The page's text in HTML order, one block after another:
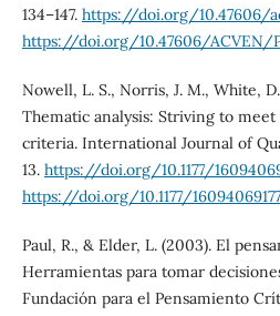
134–147. https://doi.org/10.47606/
https://doi.org/10.47606/ACVEN/
Nowell, L. S., Norris, J. M., White,
Thematic analysis: Striving to
criteria. International Journal of
13. https://doi.org/10.1177/
https://doi.org/10.1177/
Paul, R., & Elder, L. (2003). El
Herramientas para tomar
Fundación para el Pensamiento